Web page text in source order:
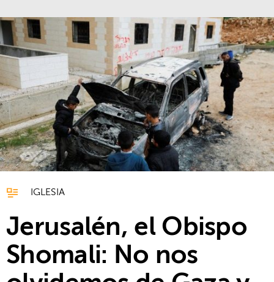
IGLESIA
Jerusalén, el Obispo
Shomali: No nos